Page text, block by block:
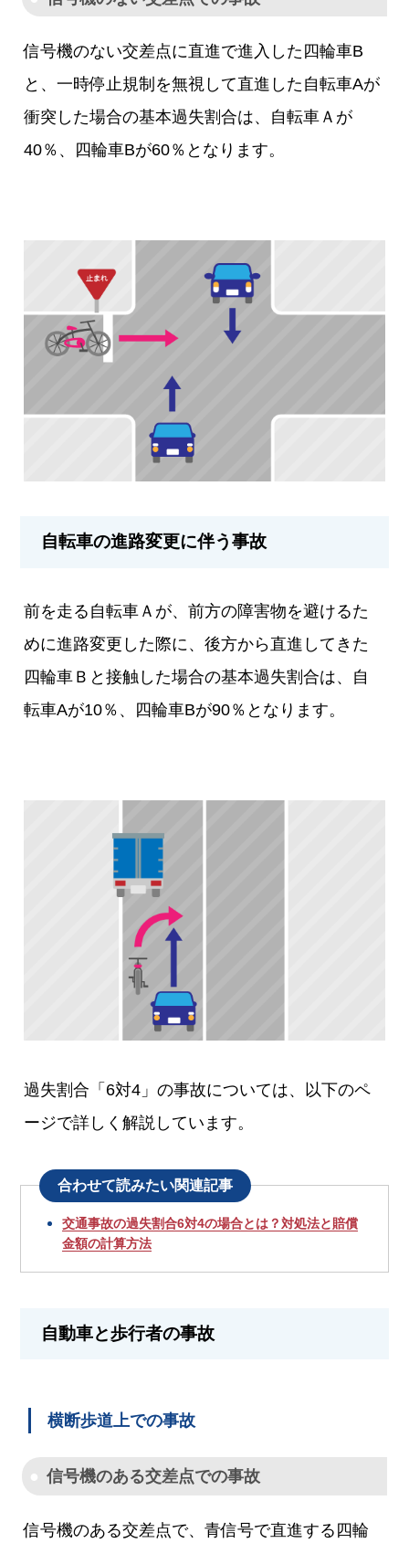
信号機のない交差点に直進で進入した四輪車B
と、一時停止規制を無視して直進した自転車Aが
衝突した場合の基本過失割合は、自転車Ａが
40％、四輪車Bが60％となります。
自転車の進路変更に伴う事故
前を走る自転車Ａが、前方の障害物を避けるた
めに進路変更した際に、後方から直進してきた
四輪車Ｂと接触した場合の基本過失割合は、自
転車Aが10％、四輪車Bが90％となります。
過失割合「6対4」の事故については、以下のペ
ージで詳しく解説しています。
合わせて読みたい関連記事
交通事故の過失割合6対4の場合とは？対処法と賠償
金額の計算方法
自動車と歩行者の事故
横断歩道上での事故
信号機のある交差点での事故
信号機のある交差点で、青信号で直進する四輪